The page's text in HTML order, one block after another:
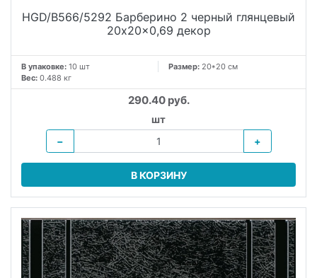
HGD/B566/5292 Барберино 2 черный глянцевый
20x20x0,69 декор
В упаковке: 10 шт Размер: 20*20 см
Вес: 0.488 кг
290.40 руб.
шт
−
+
В КОРЗИНУ